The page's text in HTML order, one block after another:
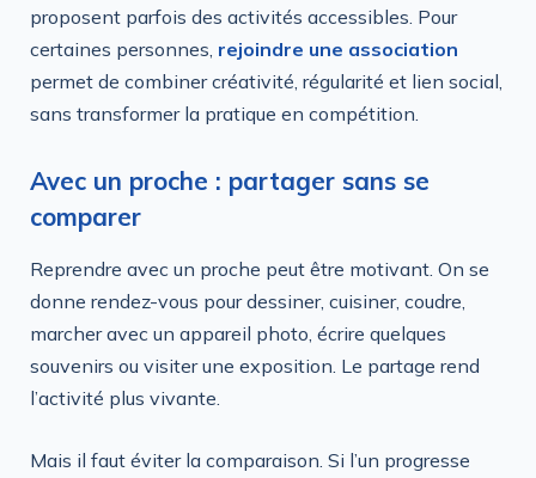
proposent parfois des activités accessibles. Pour
certaines personnes, rejoindre une association
permet de combiner créativité, régularité et lien social,
sans transformer la pratique en compétition.
Avec un proche : partager sans se
comparer
Reprendre avec un proche peut être motivant. On se
donne rendez-vous pour dessiner, cuisiner, coudre,
marcher avec un appareil photo, écrire quelques
souvenirs ou visiter une exposition. Le partage rend
l’activité plus vivante.
Mais il faut éviter la comparaison. Si l’un progresse